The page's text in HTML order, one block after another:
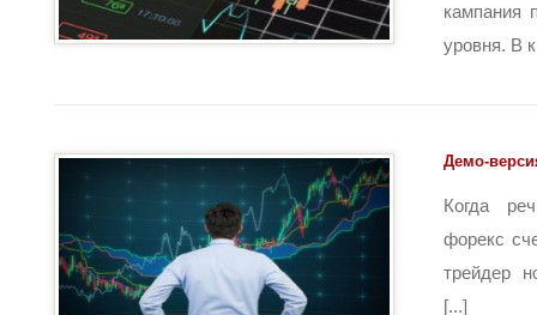
кампания
уровня. В
Демо-
Когда
форекс
трейдер
[...]